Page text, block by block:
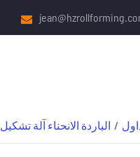
الباردة الانحناء آلة تشكيل